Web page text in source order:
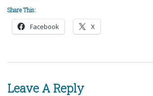
Share This:
Facebook X
Leave A Reply